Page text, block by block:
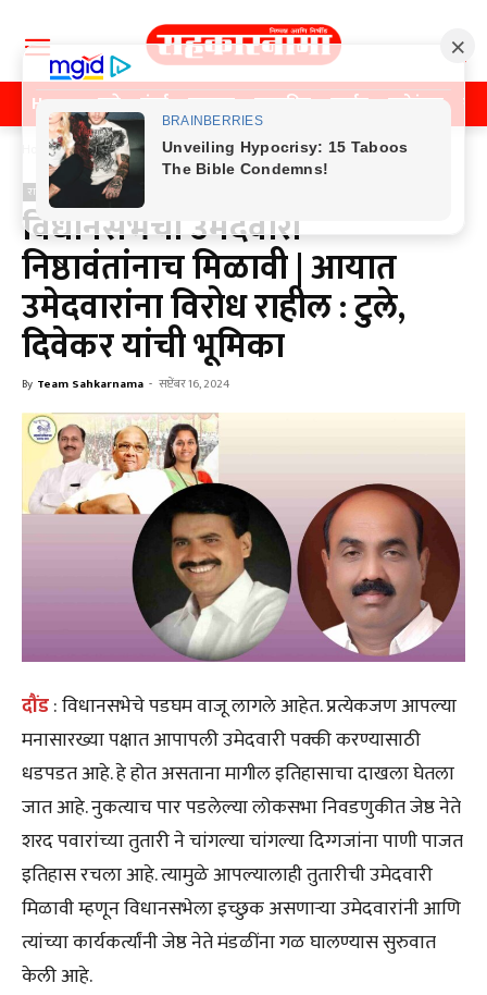
Home पुणे मुंबई महाराष्ट्र राजकीय क्राईम मनोरंजन
Home राजकीय
राजकीय
विधानसभेची उमेदवारी
निष्ठावंतांनाच मिळावी | आयात
उमेदवारांना विरोध राहील : टुले,
दिवेकर यांची भूमिका
By Team Sahkarnama - सप्टेंबर 16, 2024
दौंड: विधानसभेचे पडघम वाजू लागले आहेत. प्रत्येकजण आपल्या
मनासारख्या पक्षात आपापली उमेदवारी पक्की करण्यासाठी
धडपडत आहे. हे होत असताना मागील इतिहासाचा दाखला घेतला
जात आहे. नुकत्याच पार पडलेल्या लोकसभा निवडणुकीत जेष्ठ नेते
शरद पवारांच्या तुतारी ने चांगल्या चांगल्या दिग्गजांना पाणी पाजत
इतिहास रचला आहे. त्यामुळे आपल्यालाही तुतारीची उमेदवारी
मिळावी म्हणून विधानसभेला इच्छुक असणाऱ्या उमेदवारांनी आणि
त्यांच्या कार्यकर्त्यांनी जेष्ठ नेते मंडळींना गळ घालण्यास सुरुवात
केली आहे.